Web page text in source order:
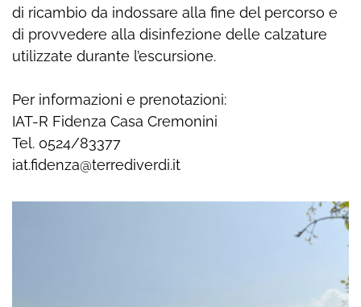
di ricambio da indossare alla fine del percorso e
di provvedere alla disinfezione delle calzature
utilizzate durante l’escursione.
Per informazioni e prenotazioni:
IAT-R Fidenza Casa Cremonini
Tel. 0524/83377
iat.fidenza@terrediverdi.it